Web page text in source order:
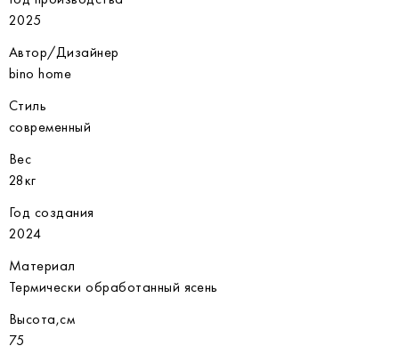
2025
Автор/Дизайнер
bino home
Стиль
современный
Вес
28кг
Год создания
2024
Материал
Термически обработанный ясень
Высота,см
75